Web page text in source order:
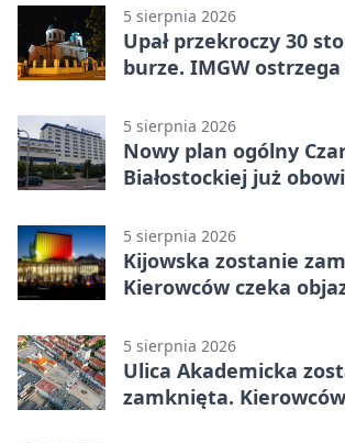
5 sierpnia 2026
Upał przekroczy 30
burze. IMGW
5 sierpnia 2026
Nowy plan ogólny
Białostockiej już
5 sierpnia 2026
Kijowska zostanie
Kierowców czeka
5 sierpnia 2026
Ulica Akademicka
zamknięta. Kierowców